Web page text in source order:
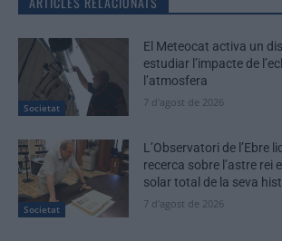
Societat
El Meteocat activa un
estudiar l’impacte de
l’atmosfera
7 d'agost de 2026
Societat
L’Observatori de l’Ebre
recerca sobre l’astre rei
solar total de la seva
7 d'agost de 2026